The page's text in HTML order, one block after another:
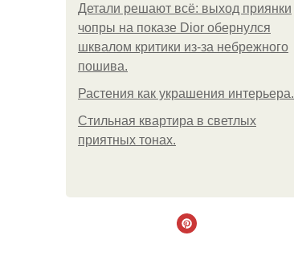
Детали решают всё: выход приянки
чопры на показе Dior обернулся
шквалом критики из-за небрежного
пошива.
Растения как украшения интерьера.
Стильная квартира в светлых
приятных тонах.